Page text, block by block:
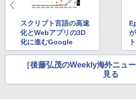
スクリプト言語の高速
化とWebアプリの3D
化に進むGoogle
る
［後藤弘茂のWeekly海外ニュ
見る